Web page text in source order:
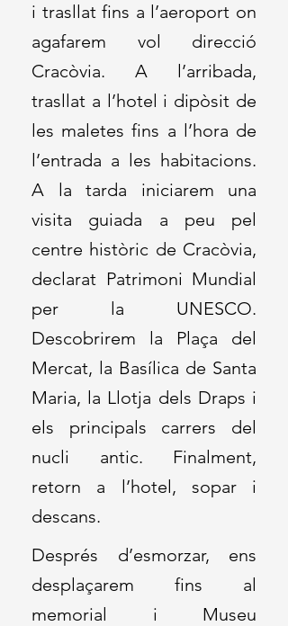
i trasllat fins a l’aeroport on
agafarem vol direcció
Cracòvia. A l’arribada,
trasllat a l’hotel i dipòsit de
les maletes fins a l’hora de
l’entrada a les habitacions.
A la tarda iniciarem una
visita guiada a peu pel
centre històric de Cracòvia,
declarat Patrimoni Mundial
per la UNESCO.
Descobrirem la Plaça del
Mercat, la Basílica de Santa
Maria, la Llotja dels Draps i
els principals carrers del
nucli antic. Finalment,
retorn a l’hotel, sopar i
descans.
Després d’esmorzar, ens
desplaçarem fins al
memorial i Museu